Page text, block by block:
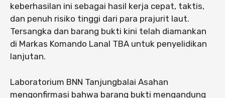
keberhasilan ini sebagai hasil kerja cepat, taktis,
dan penuh risiko tinggi dari para prajurit laut.
Tersangka dan barang bukti kini telah diamankan
di Markas Komando Lanal TBA untuk penyelidikan
lanjutan.
Laboratorium BNN Tanjungbalai Asahan
mengonfirmasi bahwa barang bukti mengandung